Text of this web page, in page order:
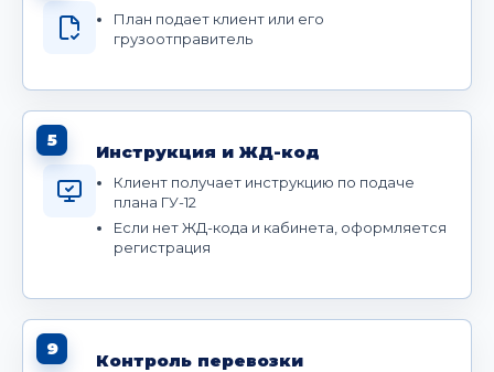
План подает клиент или его
грузоотправитель
5
Инструкция и ЖД-код
Клиент получает инструкцию по подаче
плана ГУ-12
Если нет ЖД-кода и кабинета, оформляется
регистрация
9
Контроль перевозки